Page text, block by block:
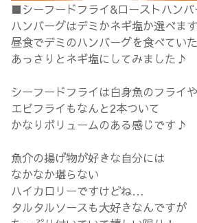
■シーフードフライ&ローストハン
ハンバーグはデミかネギ塩か選べま
昼食でデミのハンバーグを食べてい
あっさりとネギ塩にしてみました♪
シーフードフライは白身魚のフライや
エビフライもなんと2本ついて
かなりボリュームのある感じです♪
魚介の揚げ物が好きな自分には
なかなか堪らない
ハイカロリーですけどね…
タルタルソースも大好きなんですが